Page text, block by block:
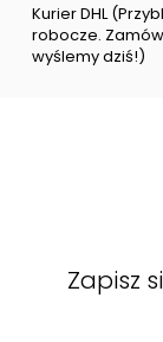
Kurier DHL
robocze.
wyślemy dziś!)
Zapisz